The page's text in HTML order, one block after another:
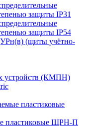
защиты IP31
защиты IP54
(щиты учётно-
устройств (КМПН)
пластиковые
пластиковые ЩРН-П